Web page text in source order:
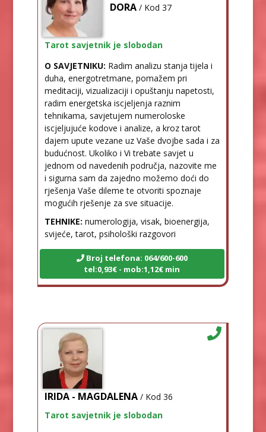
DORA / Kod 37
Tarot savjetnik je slobodan
O SAVJETNIKU: Radim analizu stanja tijela i
duha, energotretmane, pomažem pri
meditaciji, vizualizaciji i opuštanju napetosti,
radim energetska iscjeljenja raznim
tehnikama, savjetujem numeroloske
iscjeljujuće kodove i analize, a kroz tarot
dajem upute vezane uz Vaše dvojbe sada i za
budućnost. Ukoliko i Vi trebate savjet u
jednom od navedenih područja, nazovite me
i sigurna sam da zajedno možemo doći do
rješenja Vaše dileme te otvoriti spoznaje
mogućih rješenje za sve situacije.
TEHNIKE: numerologija, visak, bioenergija,
svijeće, tarot, psihološki razgovori
Broj telefona: 064/600-600
tel:0,93€ - mob:1,12€ min
IRIDA - MAGDALENA / Kod 36
Tarot savjetnik je slobodan